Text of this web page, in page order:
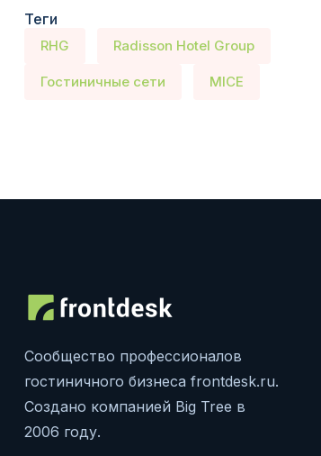
Теги
RHG Radisson Hotel Group
Гостиничные сети MICE
Сообщество профессионалов
гостиничного бизнеса frontdesk.ru.
Создано компанией Big Tree в
2006 году.